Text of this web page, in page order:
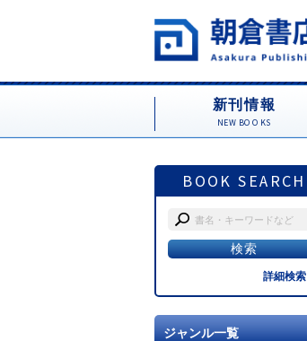
新刊情報
NEW BOOKS
BOOK SEARCH
詳細検索
ジャンル一覧